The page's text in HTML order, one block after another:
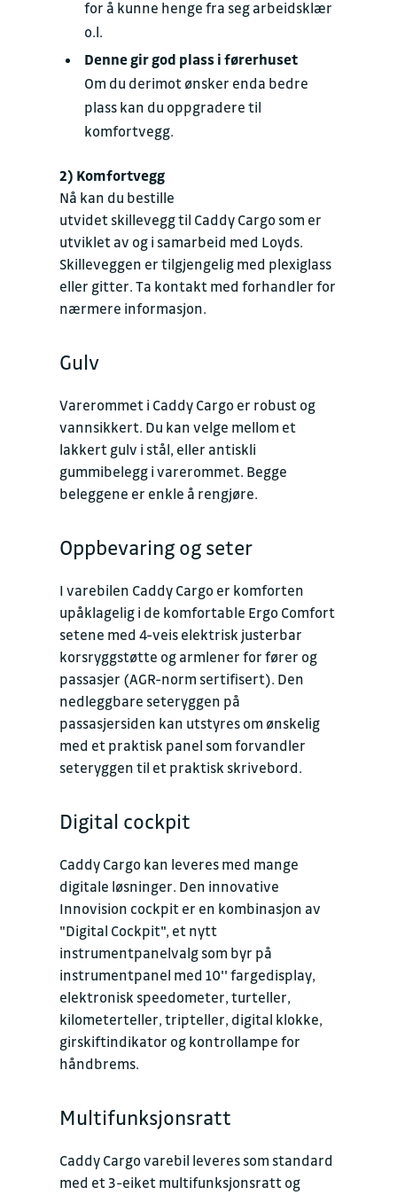
for å kunne henge fra seg arbeidsklær
o.l.
Denne gir god plass i førerhuset
Om du derimot ønsker enda bedre
plass kan du oppgradere til
komfortvegg.
2) Komfortvegg
Nå kan du bestille
utvidet skillevegg til Caddy Cargo som er
utviklet av og i samarbeid med Loyds.
Skilleveggen er tilgjengelig med plexiglass
eller gitter. Ta kontakt med forhandler for
nærmere informasjon.
Gulv
Varerommet i Caddy Cargo er robust og
vannsikkert. Du kan velge mellom et
lakkert gulv i stål, eller antiskli
gummibelegg i varerommet. Begge
beleggene er enkle å rengjøre.
Oppbevaring og seter
I varebilen Caddy Cargo er komforten
upåklagelig i de komfortable Ergo Comfort
setene med 4-veis elektrisk justerbar
korsryggstøtte og armlener for fører og
passasjer (AGR-norm sertifisert). Den
nedleggbare seteryggen på
passasjersiden kan utstyres om ønskelig
med et praktisk panel som forvandler
seteryggen til et praktisk skrivebord.
Digital cockpit
Caddy Cargo kan leveres med mange
digitale løsninger. Den innovative
Innovision cockpit er en kombinasjon av
"Digital Cockpit", et nytt
instrumentpanelvalg som byr på
instrumentpanel med 10'' fargedisplay,
elektronisk speedometer, turteller,
kilometerteller, tripteller, digital klokke,
girskiftindikator og kontrollampe for
håndbrems.
Multifunksjonsratt
Caddy Cargo varebil leveres som standard
med et 3-eiket multifunksjonsratt og